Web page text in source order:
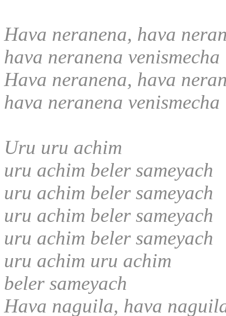
Hava neranena, hava
hava neranena venismecha
Hava neranena, hava
hava neranena venismecha
Uru uru achim
uru achim beler sameyach
uru achim beler sameyach
uru achim beler sameyach
uru achim beler sameyach
uru achim uru achim
beler sameyach
Hava naguila, hava